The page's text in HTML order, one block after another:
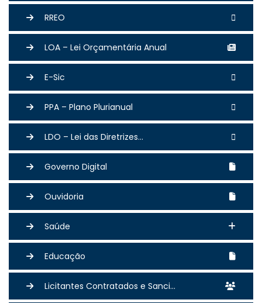
RREO
LOA – Lei Orçamentária Anual
E-Sic
PPA – Plano Plurianual
LDO – Lei das Diretrizes...
Governo Digital
Ouvidoria
Saúde
Educação
Licitantes Contratados e Sanci...